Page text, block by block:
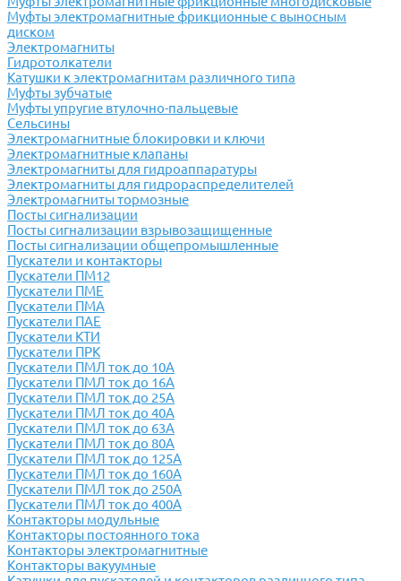
Муфты электромагнитные фрикционные с выносным
диском
Электромагниты
Гидротолкатели
Катушки к электромагнитам различного типа
Муфты зубчатые
Муфты упругие втулочно-пальцевые
Сельсины
Электромагнитные блокировки и ключи
Электромагнитные клапаны
Электромагниты для гидроаппаратуры
Электромагниты для гидрораспределителей
Электромагниты тормозные
Посты сигнализации
Посты сигнализации взрывозащищенные
Посты сигнализации общепромышленные
Пускатели и контакторы
Пускатели ПМ12
Пускатели ПМЕ
Пускатели ПМА
Пускатели ПАЕ
Пускатели КТИ
Пускатели ПРК
Пускатели ПМЛ ток до 10А
Пускатели ПМЛ ток до 16А
Пускатели ПМЛ ток до 25А
Пускатели ПМЛ ток до 40А
Пускатели ПМЛ ток до 63А
Пускатели ПМЛ ток до 80А
Пускатели ПМЛ ток до 125А
Пускатели ПМЛ ток до 160А
Пускатели ПМЛ ток до 250А
Пускатели ПМЛ ток до 400А
Контакторы модульные
Контакторы постоянного тока
Контакторы электромагнитные
Контакторы вакуумные